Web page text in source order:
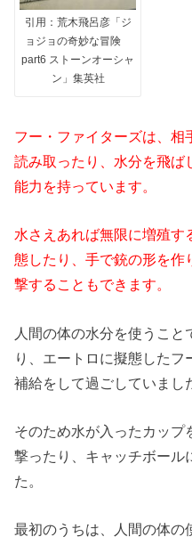
引用：荒木飛呂彦「ジ
ョジョの奇妙な冒険
part6 ストーンオーシャ
ン」集英社
フー・ファイターズは、相
読み取ったり、水分を飛ば
能力を持っています。
水さえあれば無限に増殖す
態したり、手で銃の形を作
撃することもできます。
人間の体の水分を使うこ
り、エートロに擬態した
補給をして過ごしていまし
そのため水が入ったカップ
撃ったり、キャッチボール
た。
最初のうちは、人間の体の